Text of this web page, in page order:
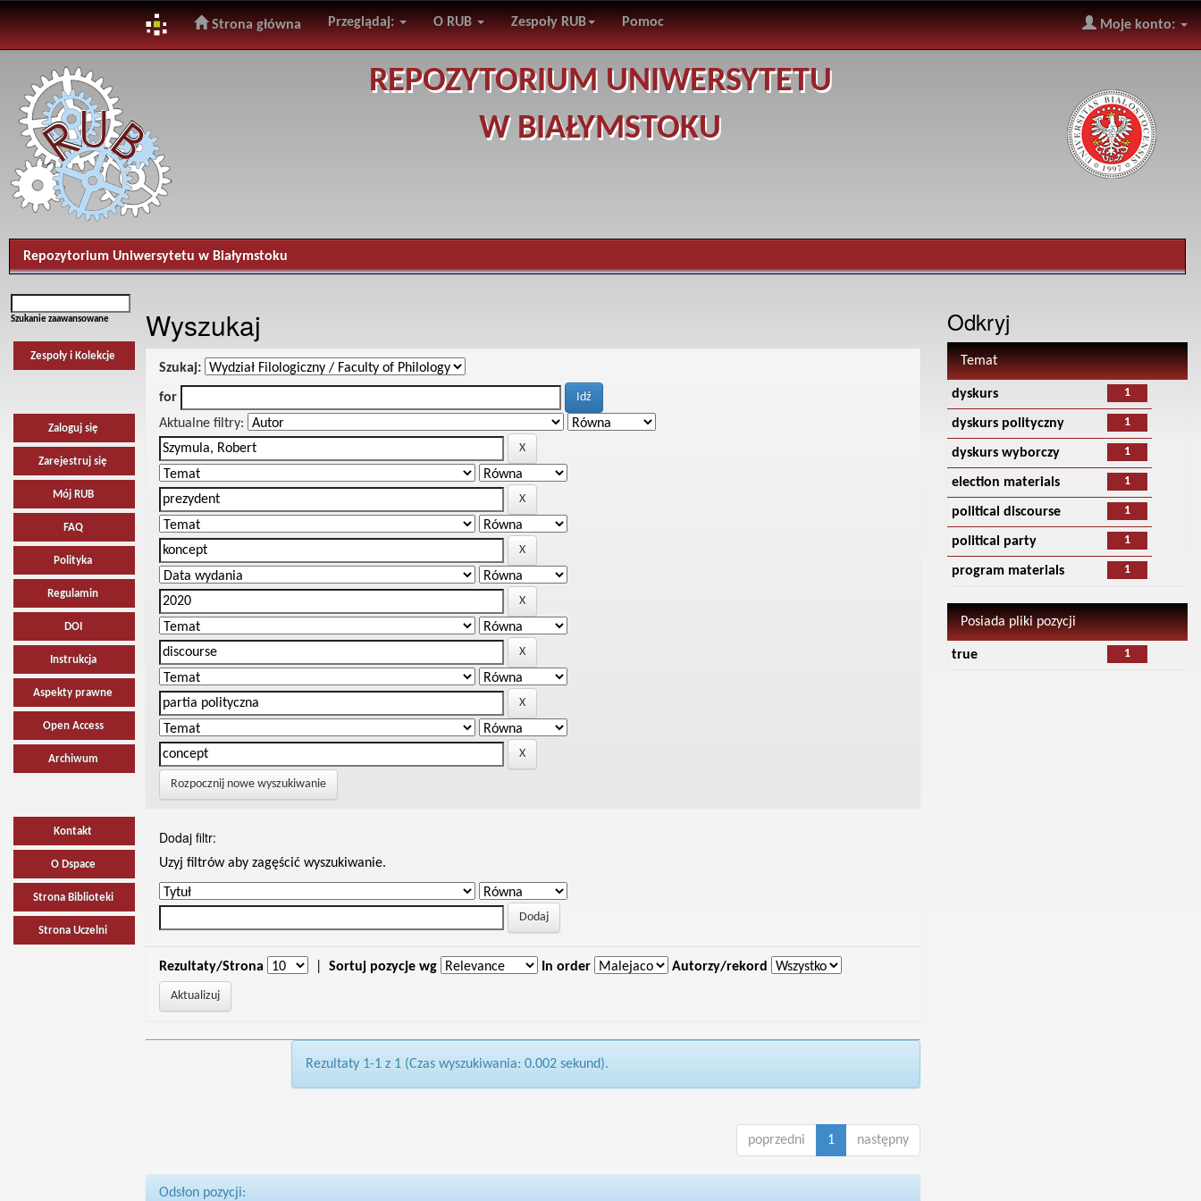
navigation
Strona główna Przeglądaj: O RUB Zespoły RUB Pomoc Moje konto:
REPOZYTORIUM UNIWERSYTETU
W BIAŁYMSTOKU
Repozytorium Uniwersytetu w Białymstoku
Szukanie zaawansowane
Zespoły i Kolekcje
Zaloguj się
Zarejestruj się
Mój RUB
FAQ
Polityka
Regulamin
DOI
Instrukcja
Aspekty prawne
Open Access
Archiwum
Kontakt
O Dspace
Strona Biblioteki
Strona Uczelni
Wyszukaj
Szukaj:
for
Aktualne filtry:
Rozpocznij nowe wyszukiwanie
Dodaj filtr:
Uzyj filtrów aby zagęścić wyszukiwanie.
Rezultaty/Strona Sortuj pozycje wg In order Autorzy/rekord
Rezultaty 1-1 z 1 (Czas wyszukiwania: 0.002 sekund).
poprzedni 1 następny
Odsłon pozycji:
Odkryj
Temat
1
dyskurs
1
dyskurs polityczny
1
dyskurs wyborczy
1
election materials
1
political discourse
1
political party
1
program materials
Posiada pliki pozycji
1
true